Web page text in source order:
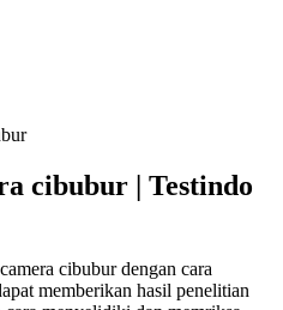
cibubur | Testindo
cibubur dengan cara
memberikan hasil penelitian